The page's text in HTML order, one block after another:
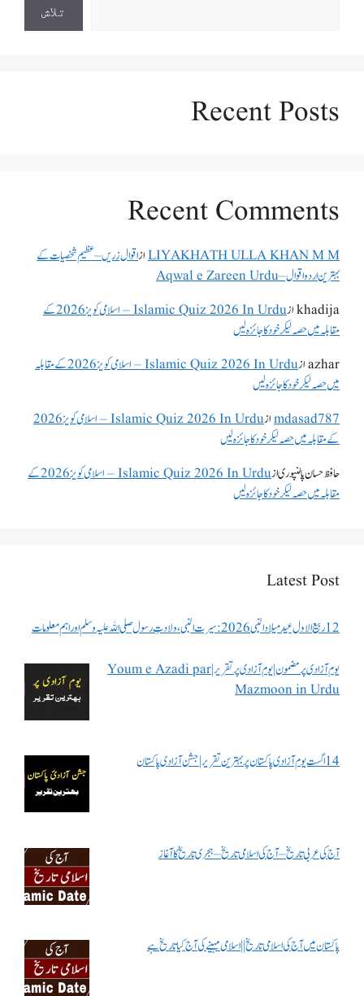
تلاش
Recent Posts
Recent Comments
LIYAKHATH ULLA KHAN M Mازاقوال زریں – عظیم شخصیات کے
بہترین اردو اقوال – Aqwal e Zareen Urdu
khadijaاز
Islamic Quiz 2026 In Urdu – اسلامی کویز 2026 کے
مقابلہ میں حصہ لیکر خود کا جائزہ لیں
azharاز
Islamic Quiz 2026 In Urdu – اسلامی کویز 2026 کے مقابلہ
میں حصہ لیکر خود کا جائزہ لیں
mdasad787از
Islamic Quiz 2026 In Urdu – اسلامی کویز 2026
کے مقابلہ میں حصہ لیکر خود کا جائزہ لیں
حافظ حسان پالنپوریاز
Islamic Quiz 2026 In Urdu – اسلامی کویز 2026 کے
مقابلہ میں حصہ لیکر خود کا جائزہ لیں
Latest Post
12 ربیع الاول عید میلاد النبی 2026: سیرت النبی، ولادتِ رسول صلی اللہ علیہ وسلم اور اہم معلومات
یوم آزادی پر مضمون | یوم آزادی پر تقریر | Youm e Azadi par
Mazmoon in Urdu
14 اگست یوم آزادی پاکستان پر بہترین تقریر | جشن آزادی پاکستان
آج کی عربی تاریخ – آج کی اسلامی تاریخ – ہجری تاریخ کا آغاز
پاکستان میں آج کی اسلامی تاریخ || اسلامی مہینے کی آج کیا تاریخ ہے